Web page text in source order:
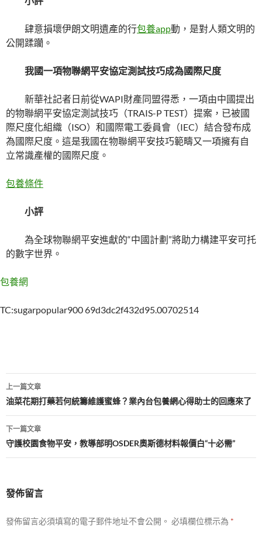
肆意損壞伊朗文明遺產的行包養app動，是對人類文明的
公開蹂躪。
我國一項物聯網平安協定測試技巧成為國際尺度
新華社記者日前從WAPI財產同盟得悉，一項由中國提出
的物聯網平安協定測試技巧（TRAIS-P TEST）提案，已被國
際尺度化組織（ISO）和國際電工委員會（IEC）結合發布成
為國際尺度。這是我國在物聯網平安技巧範疇又一項擁有自
立常識產權的國際尺度。
包養條件
小評
為全球物聯網平安進獻的“中國計劃”將助力構建平安可托
的數字世界。
包養網
TC:sugarpopular900 69d3dc2f432d95.00702514
文
章
導
覽
上一篇文章
油菜花期打藥若何統籌維護蜜蜂？業內台包養網心得助士的回應來了
下一篇文章
守護校園食物平安，教導部明OSDER奧斯德材料報價白“十必需”
發佈留言
發佈留言必須填寫的電子郵件地址不會公開。 必填欄位標示為 *